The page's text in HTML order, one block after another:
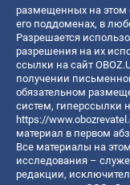
размещенных на этом
его поддоменах, в
Разрешается
разрешения на их
ссылки на сайт
получении
обязательном
систем, гиперссылки
https://
материал в первом
Все материалы на
исследования –
редакции,